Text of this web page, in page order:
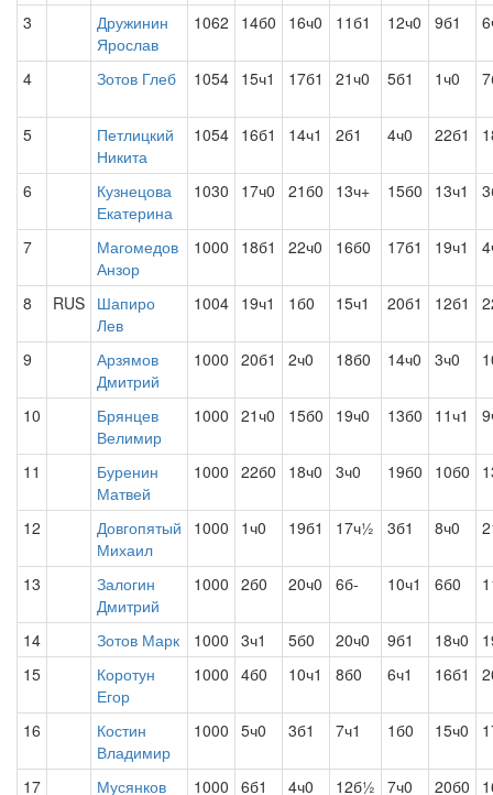
3
Дружинин
Ярослав
1062 14б0 16ч0 11б1 12ч0 9б1
4 Зотов Глеб 1054 15ч1 17б1 21ч0 5б1 1ч0
5
Петлицкий
Никита
1054 16б1 14ч1 2б1 4ч0 22б1
6
Кузнецова
Екатерина
1030 17ч0 21б0 13ч+ 15б0 13ч1
7
Магомедов
Анзор
1000 18б1 22ч0 16б0 17б1 19ч1
8 RUS Шапиро
Лев
1004 19ч1 1б0 15ч1 20б1 12б1
9
Арзямов
Дмитрий
1000 20б1 2ч0 18б0 14ч0 3ч0
10
Брянцев
Велимир
1000 21ч0 15б0 19ч0 13б0 11ч1
11
Буренин
Матвей
1000 22б0 18ч0 3ч0 19б0 10б0
12
Довгопятый
Михаил
1000 1ч0 19б1 17ч½ 3б1 8ч0
13
Залогин
Дмитрий
1000 2б0 20ч0 6б- 10ч1 6б0
14 Зотов Марк 1000 3ч1 5б0 20ч0 9б1 18ч0
15
Коротун
Егор
1000 4б0 10ч1 8б0 6ч1 16б1
16
Костин
Владимир
1000 5ч0 3б1 7ч1 1б0 15ч0
17 Мусянков 1000 6б1 4ч0 12б½ 7ч0 20б0